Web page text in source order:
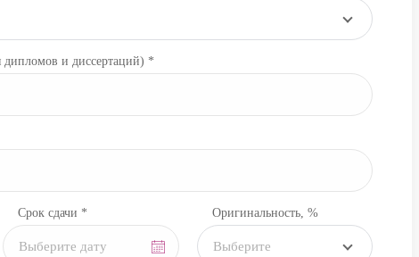
дипломов и диссертаций) *
Срок сдачи * Оригинальность, %
Выберите